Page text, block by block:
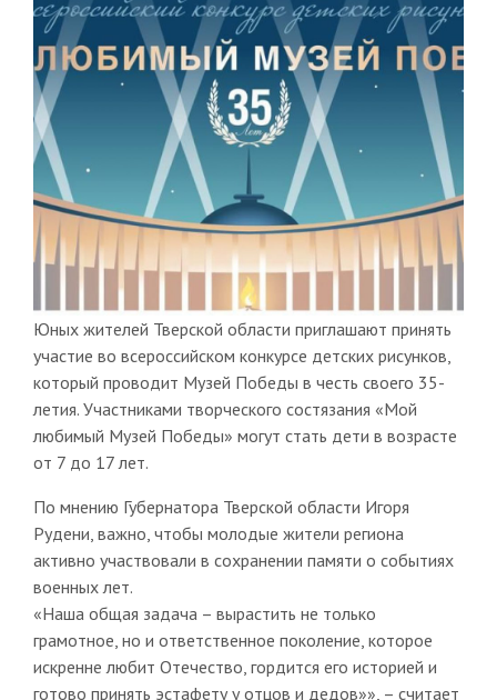
Юных жителей Тверской области приглашают принять
участие во всероссийском конкурсе детских рисунков,
который проводит Музей Победы в честь своего 35-
летия. Участниками творческого состязания «Мой
любимый Музей Победы» могут стать дети в возрасте
от 7 до 17 лет.
По мнению Губернатора Тверской области Игоря
Рудени, важно, чтобы молодые жители региона
активно участвовали в сохранении памяти о событиях
военных лет.
«Наша общая задача – вырастить не только
грамотное, но и ответственное поколение, которое
искренне любит Отечество, гордится его историей и
готово принять эстафету у отцов и дедов»», – считает